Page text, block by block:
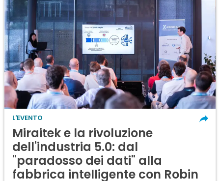
L'EVENTO
Miraitek e la rivoluzione
dell'industria 5.0: dal
"paradosso dei dati" alla
fabbrica intelligente con Robin